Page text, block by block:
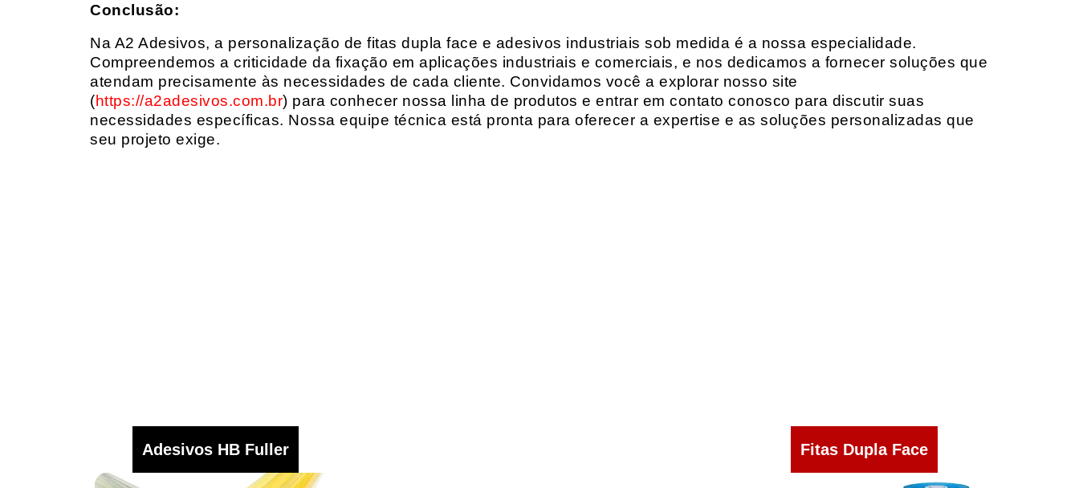
Conclusão:
Na A2 Adesivos, a personalização de fitas dupla face e adesivos industriais sob medida é a nossa especialidade.
Compreendemos a criticidade da fixação em aplicações industriais e comerciais, e nos dedicamos a fornecer soluções que
atendam precisamente às necessidades de cada cliente. Convidamos você a explorar nosso site
(https://a2adesivos.com.br) para conhecer nossa linha de produtos e entrar em contato conosco para discutir suas
necessidades específicas. Nossa equipe técnica está pronta para oferecer a expertise e as soluções personalizadas que
seu projeto exige.
Adesivos HB Fuller Fitas Dupla Face